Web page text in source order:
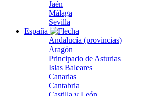
Jaén
Málaga
Sevilla
España
Andalucía (provincias)
Aragón
Principado de Asturias
Islas Baleares
Canarias
Cantabria